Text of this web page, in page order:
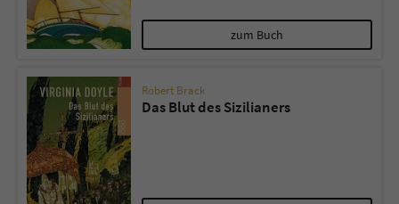
zum Buch
Robert Brack
Das Blut des Sizilianers